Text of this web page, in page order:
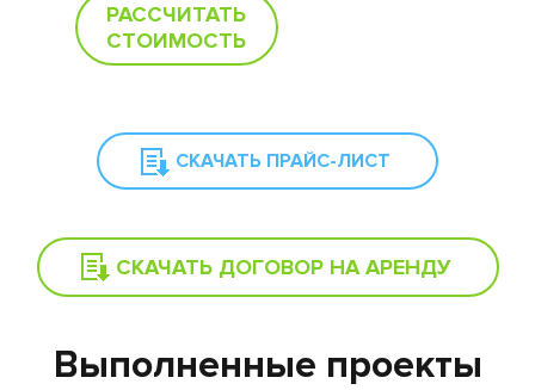
РАССЧИТАТЬ
СТОИМОСТЬ
СКАЧАТЬ ПРАЙС-ЛИСТ
СКАЧАТЬ ДОГОВОР НА АРЕНДУ
Выполненные проекты